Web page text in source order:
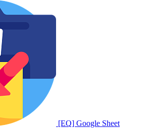
[EQ] Google Sheet